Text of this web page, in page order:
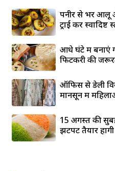
पनीर से भरें आलू
ट्राई करें स्वादिष्ट
आधे घंटे में बनाएं
फिटकरी की
ऑफिस से डेली
मानसून में
15 अगस्त की
झटपट तैयार